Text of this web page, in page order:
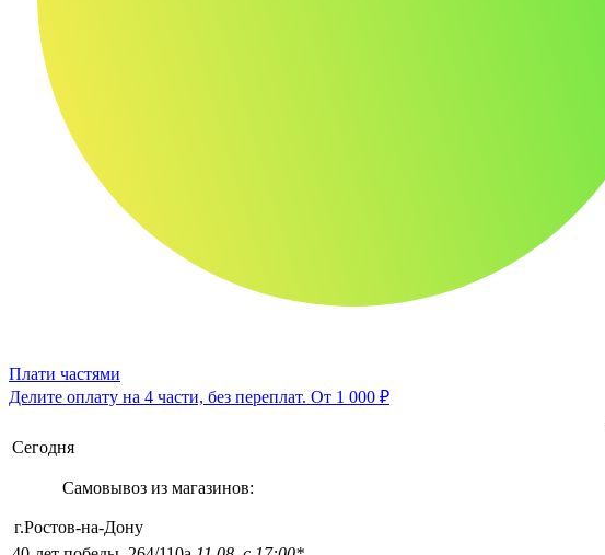
Плати частями
Делите оплату на 4 части, без переплат. От 1 000 ₽
Сегодня
Самовывоз из магазинов:
г.Ростов-на-Дону